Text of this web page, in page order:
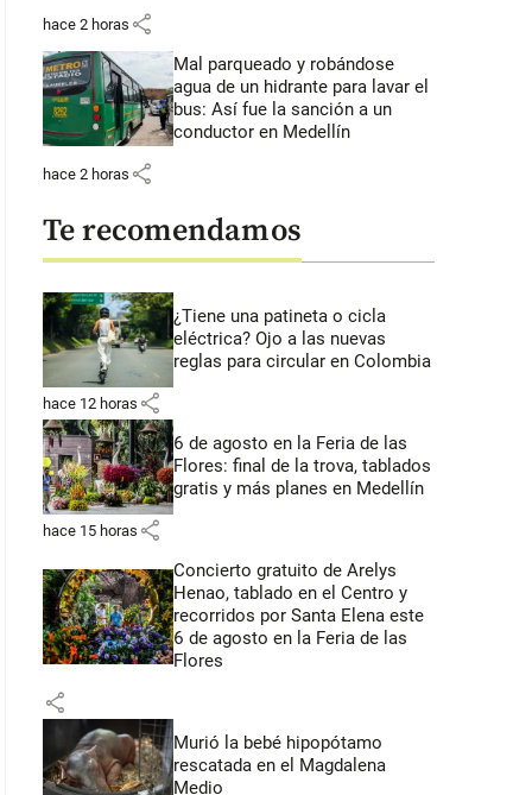
hace 2 horas share
Mal parqueado y robándose
agua de un hidrante para lavar el
bus: Así fue la sanción a un
conductor en Medellín
hace 2 horas share
Te recomendamos
¿Tiene una patineta o cicla
eléctrica? Ojo a las nuevas
reglas para circular en Colombia
hace 12 horas share
6 de agosto en la Feria de las
Flores: final de la trova, tablados
gratis y más planes en Medellín
hace 15 horas share
Concierto gratuito de Arelys
Henao, tablado en el Centro y
recorridos por Santa Elena este
6 de agosto en la Feria de las
Flores
share
Murió la bebé hipopótamo
rescatada en el Magdalena
Medio